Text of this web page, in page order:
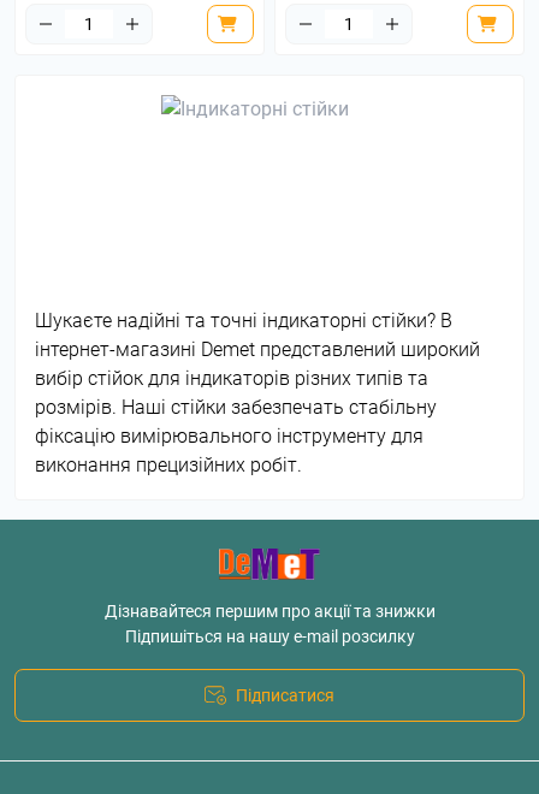
Шукаєте надійні та точні індикаторні стійки? В
інтернет-магазині Demet представлений широкий
вибір стійок для індикаторів різних типів та
розмірів. Наші стійки забезпечать стабільну
фіксацію вимірювального інструменту для
виконання прецизійних робіт.
Дізнавайтеся першим про акції та знижки
Підпишіться на нашу e-mail розсилку
Підписатися